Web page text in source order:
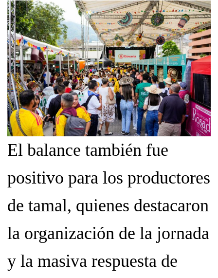
El balance también fue
positivo para los productores
de tamal, quienes destacaron
la organización de la jornada
y la masiva respuesta de